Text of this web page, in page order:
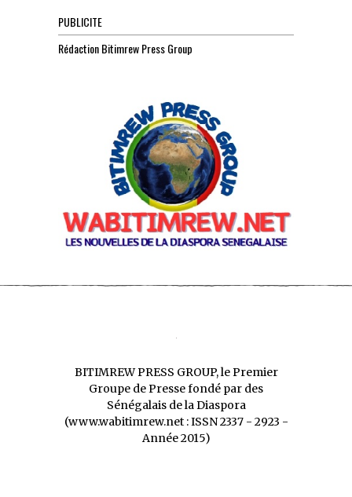
PUBLICITE
Rédaction Bitimrew Press Group
BITIMREW PRESS GROUP, le Premier
Groupe de Presse fondé par des
Sénégalais de la Diaspora
(www.wabitimrew.net : ISSN 2337 - 2923 -
Année 2015)